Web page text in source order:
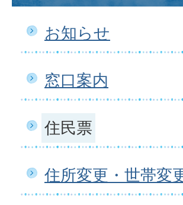
お知らせ
窓口案内
住民票
住所変更・世帯変